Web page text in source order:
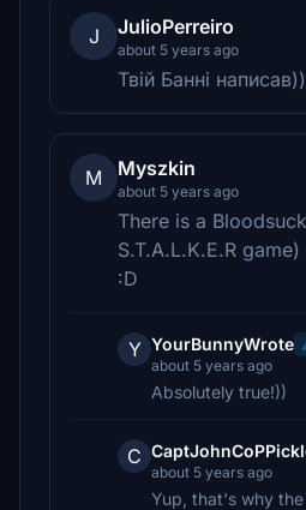
J JulioPerreiro
about 5 years ago
Твій Банні
M Myszkin
about 5 years ago
There is a
S.T.A.L.K.E.R
:D
Y YourBunnyWrote
about 5 years ago
Absolutely true!))
C
about 5 years ago
Yup, that's why